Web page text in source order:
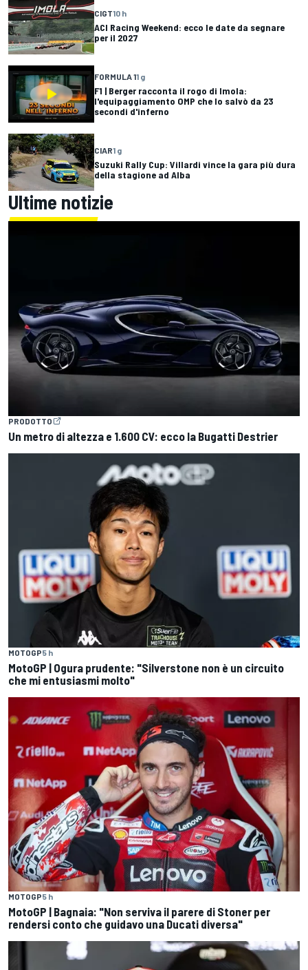
CIGT10 h
ACI Racing Weekend: ecco le date da segnare
per il 2027
FORMULA 11 g
F1 | Berger racconta il rogo di Imola:
l'equipaggiamento OMP che lo salvò da 23
secondi d'inferno
CIAR1 g
Suzuki Rally Cup: Villardi vince la gara più dura
della stagione ad Alba
Ultime notizie
PRODOTTO
Un metro di altezza e 1.600 CV: ecco la Bugatti Destrier
MOTOGP5 h
MotoGP | Ogura prudente: "Silverstone non è un circuito
che mi entusiasmi molto"
MOTOGP5 h
MotoGP | Bagnaia: "Non serviva il parere di Stoner per
rendersi conto che guidavo una Ducati diversa"